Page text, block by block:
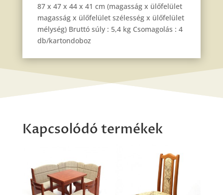
87 x 47 x 44 x 41 cm (magasság x ülőfelület
magasság x ülőfelület szélesség x ülőfelület
mélység) Bruttó súly : 5,4 kg Csomagolás : 4
db/kartondoboz
Kapcsolódó termékek